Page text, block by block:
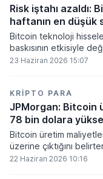
Risk iştahı azaldı:
haftanın en düşük
Bitcoin teknoloji
baskısının etkisiyle
iki haftanın en düşük
23 Haziran 2026 15:07
KRIPTO PARA
JPMorgan: Bitcoin
78 bin dolara
Bitcoin üretim
üzerine çıktığını
analistleri, madencilik
22 Haziran 2026 10:16